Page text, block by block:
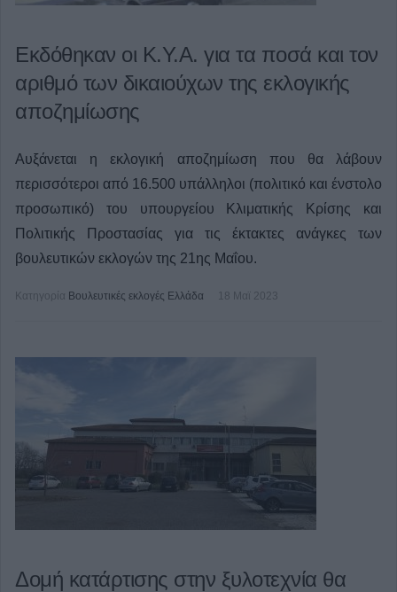
Εκδόθηκαν οι Κ.Υ.Α. για τα ποσά και τον
αριθμό των δικαιούχων της εκλογικής
αποζημίωσης
Αυξάνεται η εκλογική αποζημίωση που θα λάβουν
περισσότεροι από 16.500 υπάλληλοι (πολιτικό και ένστολο
προσωπικό) του υπουργείου Κλιματικής Κρίσης και
Πολιτικής Προστασίας για τις έκτακτες ανάγκες των
βουλευτικών εκλογών της 21ης Μαΐου.
Κατηγορία Βουλευτικές εκλογές Ελλάδα 18 Μαϊ 2023
Δομή κατάρτισης στην ξυλοτεχνία θα